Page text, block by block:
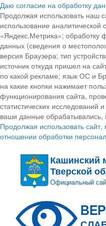
Даю согласие на обработку
Продолжая использовать наш
использование
«Яндекс.Метрика»; обработку
данных (сведения о
версия Браузера; тип
источник откуда пришел на
по какой рекламе; язык ОС и
на какие кнопки нажимает
функционирования сайта,
статистических исследований
ваши данные обрабатывались,
Продолжая использовать
отношении обработки